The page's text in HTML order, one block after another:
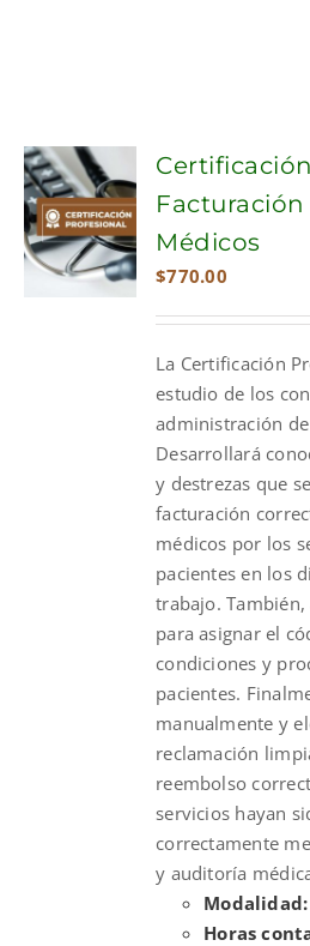
ADD TO
CART
Facturación
Médicos
$770.00
La Certificación
estudio de los
administración
Desarrollará
y destrezas que
facturación
médicos por los
pacientes en los
trabajo. También,
para asignar el
condiciones y
pacientes.
manualmente y
reclamación
reembolso
servicios hayan
correctamente
y auditoría
Modalidad:
Horas